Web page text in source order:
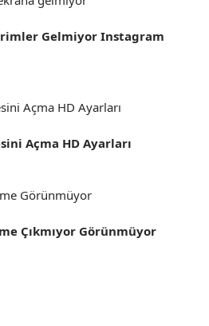
Gelmiyor Instagram
Açma HD Ayarları
Çıkmıyor Görünmüyor